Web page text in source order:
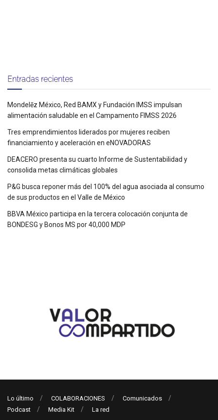
Entradas recientes
Mondelēz México, Red BAMX y Fundación IMSS impulsan
alimentación saludable en el Campamento FIMSS 2026
Tres emprendimientos liderados por mujeres reciben
financiamiento y aceleración en eNOVADORAS
DEACERO presenta su cuarto Informe de Sustentabilidad y
consolida metas climáticas globales
P&G busca reponer más del 100% del agua asociada al consumo
de sus productos en el Valle de México
BBVA México participa en la tercera colocación conjunta de
BONDESG y Bonos MS por 40,000 MDP
Lo último COLABORACIONES
Comunicados
Podcast
Media Kit La red